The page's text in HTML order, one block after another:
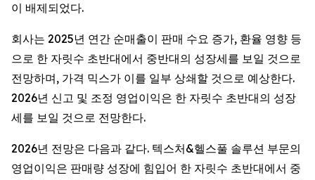
이 배제되었다.
회사는 2025년 연간 순매출이 판매 수요 증가, 환율 영향 등
으로 한 자릿수 초반대에서 중반대의 성장세를 보일 것으로
전망하며, 가격 믹스가 이를 일부 상쇄할 것으로 예상한다.
2026년 신고 및 조정 영업이익은 한 자릿수 초반대의 성장
세를 보일 것으로 전망한다.
2026년 전망은 다음과 같다. 텍스처&헬스풀 솔루션 부문의
영업이익은 판매량 성장에 힘입어 한 자릿수 초반대에서 중